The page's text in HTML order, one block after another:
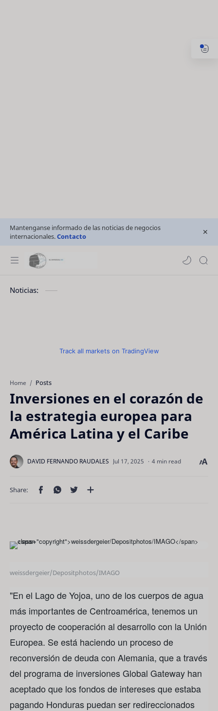
Mantenganse informado de las noticias de negocios
internacionales.Contacto
Noticias:
Track all markets on TradingView
Home Posts
Inversiones en el corazón de
la estrategia europea para
América Latina y el Caribe
4 min read
weissdergeier/Depositphotos/IMAGO
"En el Lago de Yojoa, uno de los cuerpos de agua
más importantes de Centroamérica, tenemos un
proyecto de cooperación al desarrollo con la Unión
Europea. Se está haciendo un proceso de
reconversión de deuda con Alemania, que a través
del programa de inversiones Global Gateway han
aceptado que los fondos de intereses que estaba
pagando Honduras puedan ser redireccionados